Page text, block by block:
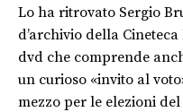
Lo ha ritrovato Sergio
d’archivio della
dvd che comprende
un curioso «invito al
mezzo per le elezioni